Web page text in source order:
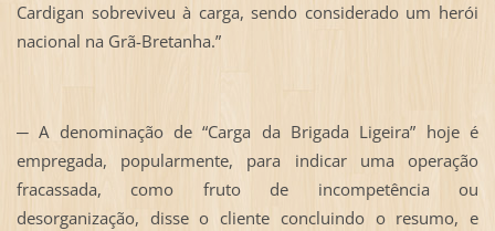
Cardigan sobreviveu à carga, sendo considerado um herói
nacional na Grã-Bretanha.”
─ A denominação de “Carga da Brigada Ligeira” hoje é
empregada, popularmente, para indicar uma operação
fracassada, como fruto de incompetência ou
desorganização, disse o cliente concluindo o resumo, e